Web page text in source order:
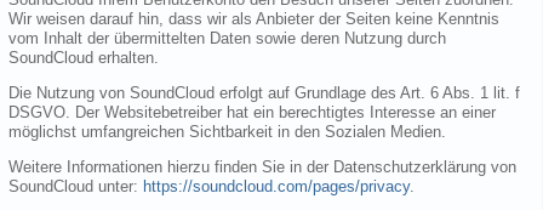
Wir weisen darauf hin, dass wir als Anbieter der Seiten keine Kenntnis
vom Inhalt der übermittelten Daten sowie deren Nutzung durch
SoundCloud erhalten.
Die Nutzung von SoundCloud erfolgt auf Grundlage des Art. 6 Abs. 1 lit. f
DSGVO. Der Websitebetreiber hat ein berechtigtes Interesse an einer
möglichst umfangreichen Sichtbarkeit in den Sozialen Medien.
Weitere Informationen hierzu finden Sie in der Datenschutzerklärung von
SoundCloud unter: https://soundcloud.com/pages/privacy.